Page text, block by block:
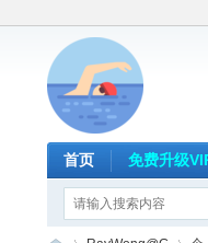
首页 免费升级